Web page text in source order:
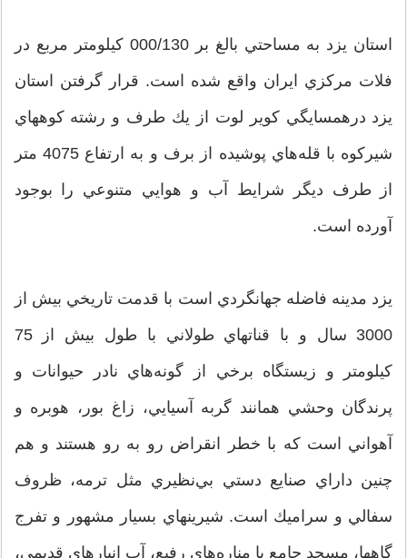
استان يزد به مساحتي بالغ بر 000/130 كيلومتر مربع در
فلات مركزي ايران واقع شده است. قرار گرفتن استان
يزد درهمسايگي كوير لوت از يك طرف و رشته كوههاي
شيركوه با قله‌هاي پوشيده از برف و به ارتفاع 4075 متر
از طرف ديگر شرايط آب و هوايي متنوعي را بوجود
آورده است.
يزد مدينه فاضله جهانگردي است با قدمت تاريخي بيش از
3000 سال و با قناتهاي طولاني با طول بيش از 75
كيلومتر و زيستگاه برخي از گونه‌هاي نادر حيوانات و
پرندگان وحشي همانند گربه آسيايي، زاغ بور، هوبره و
آهواني است كه با خطر انقراض رو به رو هستند و هم
چنين داراي صنايع دستي بي‌نظيري مثل ترمه، ظروف
سفالي و سراميك است. شيرينهاي بسيار مشهور و تفرج
گاهها، مسجد جامع با مناره‌هاي رفيع، آب انبارهاي قديمي،